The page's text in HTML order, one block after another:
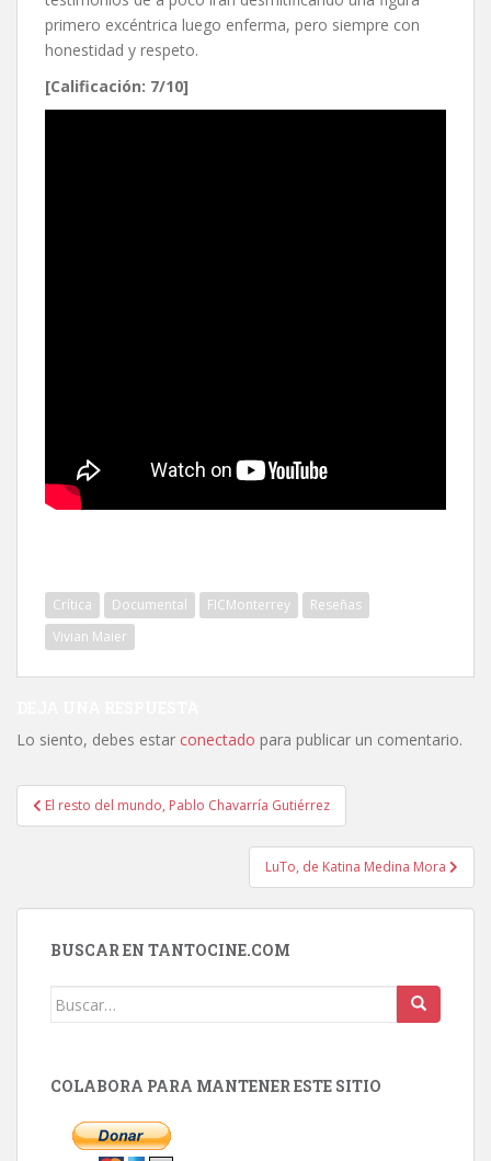
primero excéntrica luego enferma, pero siempre con
honestidad y respeto.
[Calificación: 7/10]
Crítica Documental FICMonterrey
Reseñas
Vivian Maier
Lo siento, debes estar conectado para publicar un comentario.
Navegación
de
El resto del mundo, Pablo Chavarría Gutiérrez
LuTo, de Katina Medina Mora
BUSCAR EN TANTOCINE.COM
Buscar:
COLABORA PARA MANTENER ESTE SITIO